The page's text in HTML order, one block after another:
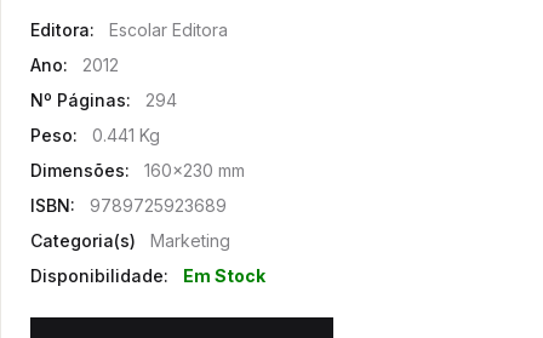
Editora:
Escolar Editora
Ano:
2012
Nº Páginas:
294
Peso:
0.441 Kg
Dimensões:
160x230 mm
ISBN:
9789725923689
Categoria(s)
Marketing
Disponibilidade:
Em Stock